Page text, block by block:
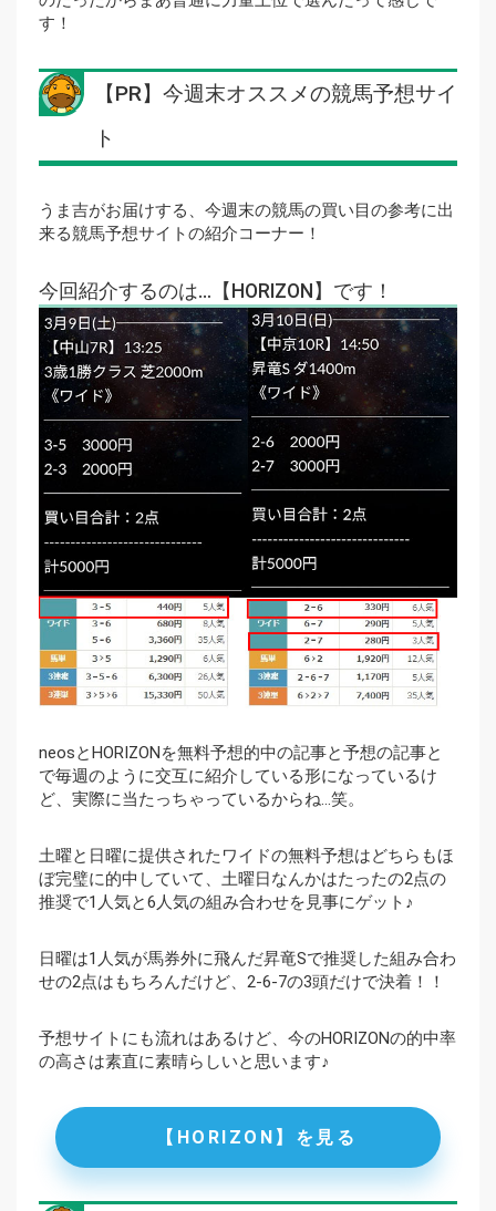
す！
【PR】今週末オススメの競馬予想サイ
ト
うま吉がお届けする、今週末の競馬の買い目の参考に出
来る競馬予想サイトの紹介コーナー！
今回紹介するのは…【HORIZON】です！
neosとHORIZONを無料予想的中の記事と予想の記事と
で毎週のように交互に紹介している形になっているけ
ど、実際に当たっちゃっているからね…笑。
土曜と日曜に提供されたワイドの無料予想はどちらもほ
ぼ完璧に的中していて、土曜日なんかはたったの2点の
推奨で1人気と6人気の組み合わせを見事にゲット♪
日曜は1人気が馬券外に飛んだ昇竜Sで推奨した組み合わ
せの2点はもちろんだけど、2-6-7の3頭だけで決着！！
予想サイトにも流れはあるけど、今のHORIZONの的中率
の高さは素直に素晴らしいと思います♪
【HORIZON】を見る